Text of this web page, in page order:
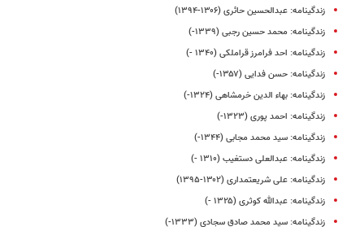
زندگینامه: عبدالحسین حائری (۱۳۰۶-۱۳۹۴)
زندگینامه: محمد حسین رجبی (۱۳۳۹-)
زندگینامه: احد فرامرز قراملکی (۱۳۴۰ -)
زندگینامه: حسن فدایی (۱۳۵۷-)
زندگینامه: بهاء الدین خرمشاهی (۱۳۲۴-)
زندگینامه: احمد پوری (۱۳۲۳-)
زندگینامه: سید محمد مجابی (۱۳۴۴-)
زندگینامه: عبدالعلی دستغیب (۱۳۱۰ -)
زندگینامه: علی شریعتمداری (۱۳۰۲-۱۳۹۵)
زندگینامه: عبدالله کوثری (۱۳۲۵ -)
زندگینامه: سید محمد صادق سجادی (۱۳۳۳-)